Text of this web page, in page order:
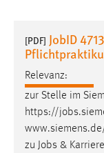
[PDF] JobID
Relevanz:
zur Stelle im
https://jobs
zu Jobs &
Performance
Name:
staticfilecache
Zweck:
Für